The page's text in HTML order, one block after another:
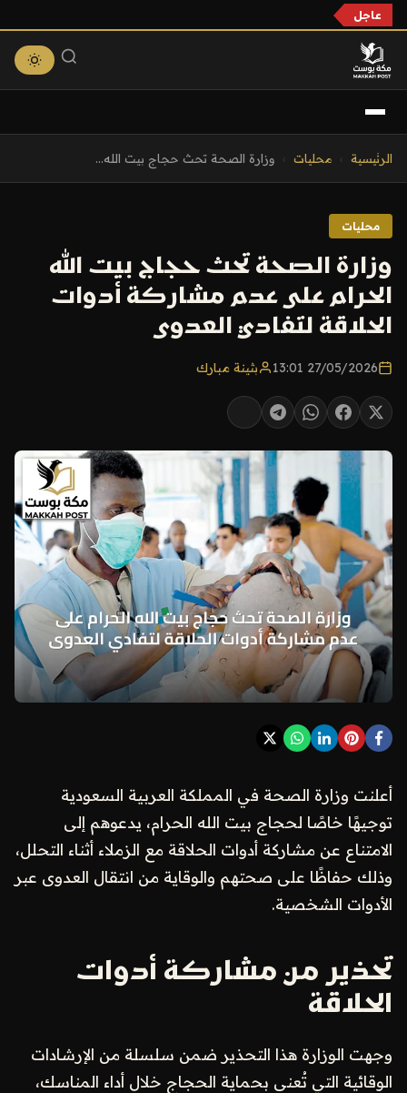
عاجل
الرئيسية محليات وزارة الصحة تحث حجاج بيت الله...
محليات
وزارة الصحة تحث حجاج بيت الله
الحرام على عدم مشاركة أدوات
الحلاقة لتفادي العدوى
27/05/2026 13:01 بثينة مبارك
أعلنت وزارة الصحة في المملكة العربية السعودية
توجيهًا خاصًا لحجاج بيت الله الحرام، يدعوهم إلى
الامتناع عن مشاركة أدوات الحلاقة مع الزملاء أثناء التحلل،
وذلك حفاظًا على صحتهم والوقاية من انتقال العدوى عبر
الأدوات الشخصية.
تحذير من مشاركة أدوات
الحلاقة
وجهت الوزارة هذا التحذير ضمن سلسلة من الإرشادات
الوقائية التي تُعنى بحماية الحجاج خلال أداء المناسك،